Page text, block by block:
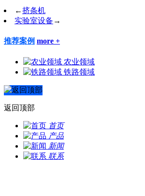
←挤条机
实验室设备 →
推荐案例 more +
农业领域
铁路领域
返回顶部
首页
产品
新闻
联系